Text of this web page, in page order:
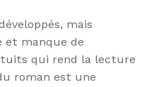
mais
et manque de
qui rend la lecture
roman est une